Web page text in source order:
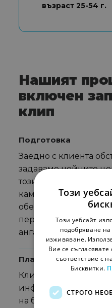
възраст 25-54 г.
Нашият
включен
клип
Подготовка
Заедно с клиента
задаваме нейните
този етап решаваме
кампанията ще
обект, ще подкрепя
период или ще се
ангажираност към
Планиране
Клиентът споделя с
информация, за да
на база целевата
Този
Този уебсайт
подобряване на
изживяване.
Вие се
съответствие с
Бисквитки.
СТРОГО